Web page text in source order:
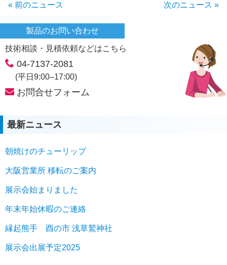
« 前のニュース 次のニュース »
製品のお問い合わせ
技術相談・見積依頼などはこちら
04-7137-2081
(平日9:00–17:00)
お問合せフォーム
最新ニュース
朝焼けのチューリップ
大阪営業所 移転のご案内
展示会始まりました
年末年始休暇のご連絡
縁起熊手 酉の市 浅草鷲神社
展示会出展予定2025